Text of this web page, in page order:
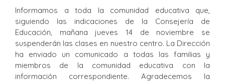
Informamos a toda la comunidad educativa que,
siguiendo las indicaciones de la Consejería de
Educación, mañana jueves 14 de noviembre se
suspenderán las clases en nuestro centro. La Dirección
ha enviado un comunicado a todas las familias y
miembros de la comunidad educativa con la
información correspondiente. Agradecemos la